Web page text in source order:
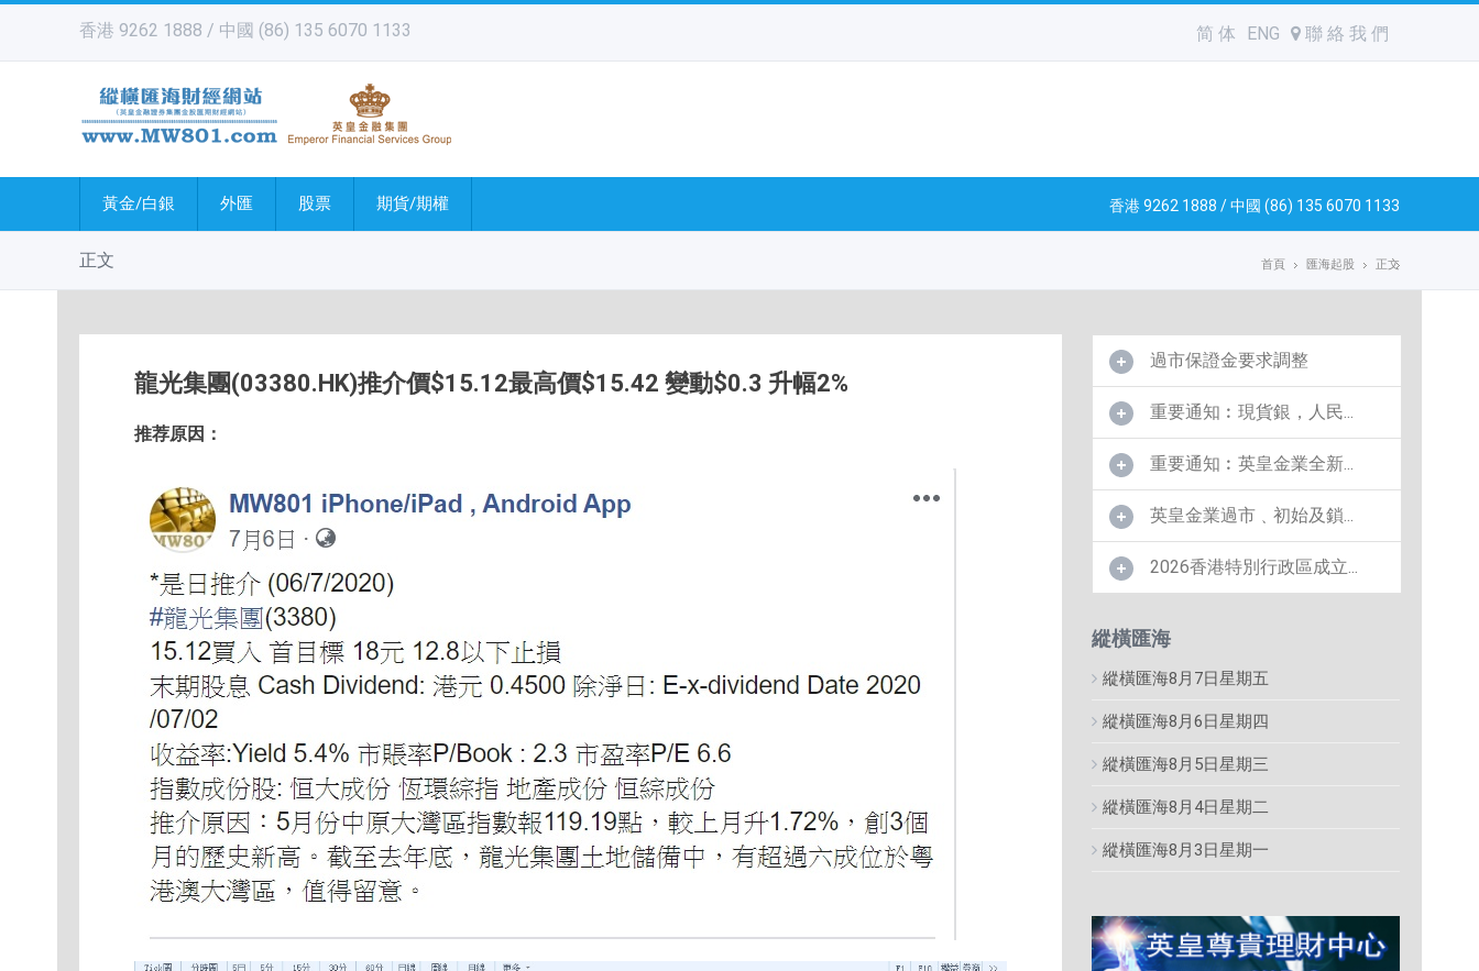
香港 9262 1888 / 中國 (86) 135 6070 1133 简 体 ENG 聯 絡 我 們
黃金/白銀 外匯 股票 期貨/期權 香港 9262 1888 / 中國 (86) 135 6070 1133
正文 首頁 匯海起股 正文
龍光集團(03380.HK)推介價$15.12最高價$15.42 變動$0.3 升幅2%
推荐原因：
過市保證金要求調整
重要通知︰現貨銀，人民...
重要通知︰英皇金業全新...
英皇金業過市﹑初始及鎖...
2026香港特別行政區成立...
縱橫匯海
縱橫匯海8月7日星期五
縱橫匯海8月6日星期四
縱橫匯海8月5日星期三
縱橫匯海8月4日星期二
縱橫匯海8月3日星期一